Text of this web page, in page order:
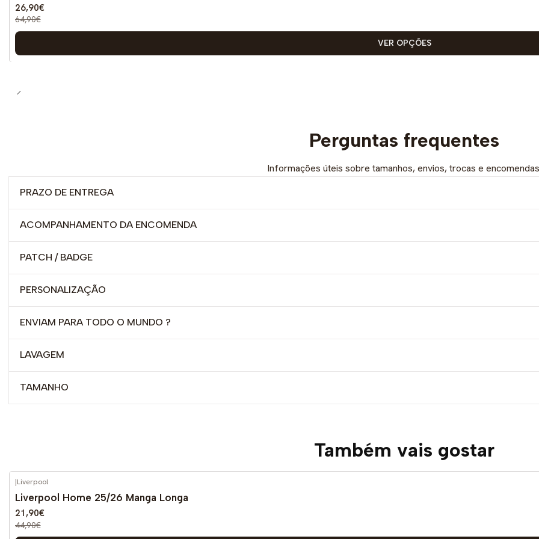
26,90€
64,90€
VER OPÇÕES
Perguntas frequentes
Informações úteis sobre tamanhos, envios, trocas e
PRAZO DE ENTREGA
ACOMPANHAMENTO DA ENCOMENDA
PATCH / BADGE
PERSONALIZAÇÃO
ENVIAM PARA TODO O MUNDO ?
LAVAGEM
TAMANHO
Também vais gostar
DESCONTO
|Liverpool
Liverpool Home 25/26 Manga Longa
21,90€
44,90€